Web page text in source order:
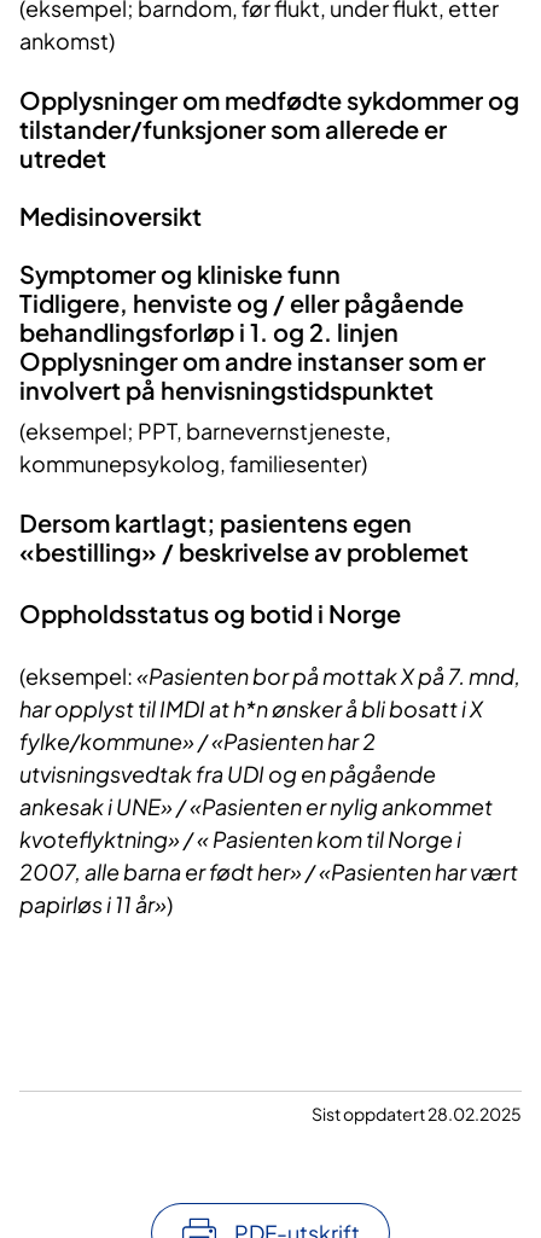
(eksempel; barndom, før flukt, under flukt, etter
ankomst)
Opplysninger om medfødte sykdommer og
tilstander/funksjoner som allerede er
utredet
Medisinoversikt
Symptomer og kliniske funn
Tidligere, henviste og / eller pågående
behandlingsforløp i 1. og 2. linjen
Opplysninger om andre instanser som er
involvert på henvisningstidspunktet
(eksempel; PPT, barnevernstjeneste,
kommunepsykolog, familiesenter)
Dersom kartlagt; pasientens egen
«bestilling» / beskrivelse av problemet
Oppholdsstatus og botid i Norge
(eksempel:«Pasienten bor på mottak X på 7. mnd,
har opplyst til IMDI at h*n ønsker å bli bosatt i X
fylke/kommune» / «Pasienten har 2
utvisningsvedtak fra UDI og en pågående
ankesak i UNE» / «Pasienten er nylig ankommet
kvoteflyktning» / « Pasienten kom til Norge i
2007, alle barna er født her» / «Pasienten har vært
papirløs i 11 år»)
Sist oppdatert 28.02.2025